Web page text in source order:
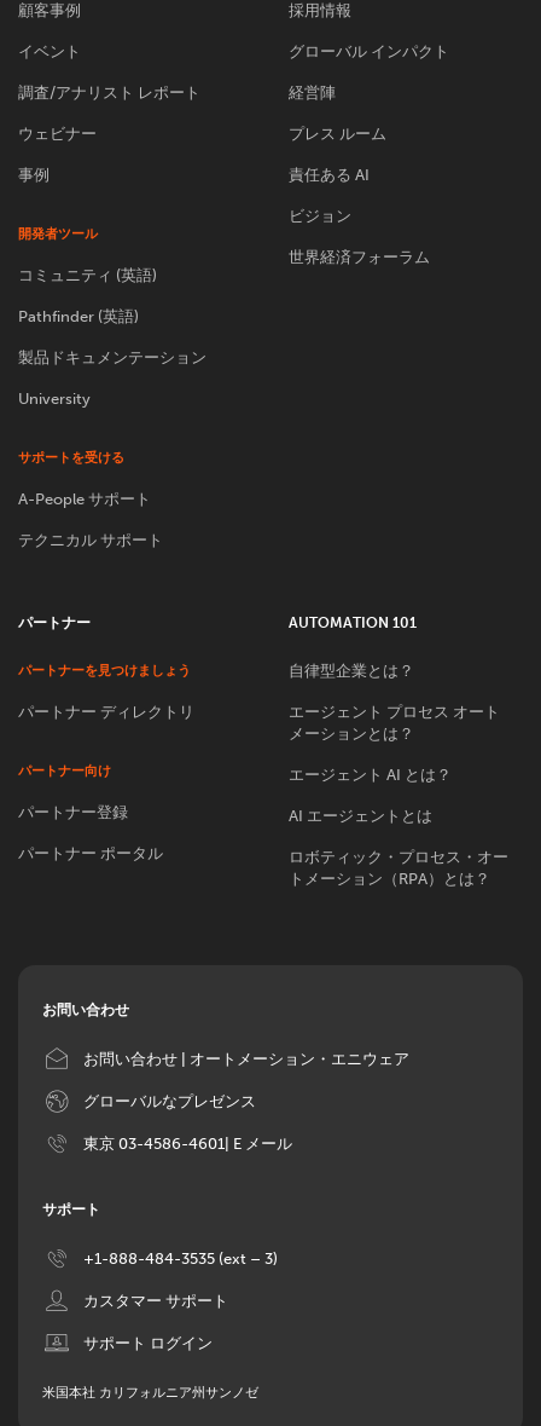
顧客事例
イベント
調査/アナリスト レポート
ウェビナー
事例
開発者ツール
コミュニティ (英語)
Pathfinder (英語)
製品ドキュメンテーション
University
サポートを受ける
A-People サポート
テクニカル サポート
採用情報
グローバル インパクト
経営陣
プレス ルーム
責任ある AI
ビジョン
世界経済フォーラム
パートナー
パートナーを見つけましょう
パートナー ディレクトリ
パートナー向け
パートナー登録
パートナー ポータル
AUTOMATION 101
自律型企業とは？
エージェント プロセス オート
メーションとは？
エージェント AI とは？
AI エージェントとは
ロボティック・プロセス・オー
トメーション（RPA）とは？
お問い合わせ
Imageお問い合わせ | オートメーション・エニウェア
Imageグローバルなプレゼンス
Image東京 03-4586-4601| E メール
サポート
Image +1-888-484-3535 (ext – 3)
Imageカスタマー サポート
Imageサポート ログイン
米国本社 カリフォルニア州サンノゼ